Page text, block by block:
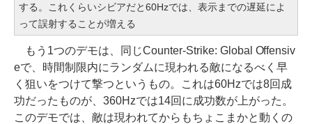
する。これくらいシビアだと60Hzでは、表示までの遅延によ
って誤射することが増える
もう1つのデモは、同じCounter-Strike: Global Offensiv
eで、時間制限内にランダムに現われる敵になるべく早
く狙いをつけて撃つというもの。これは60Hzでは8回成
功だったものが、360Hzでは14回に成功数が上がった。
このデモでは、敵は現われてからもちょこまかと動くの